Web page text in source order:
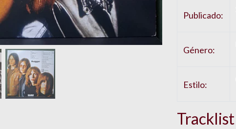
Publicado:
Género:
Estilo:
Tracklist